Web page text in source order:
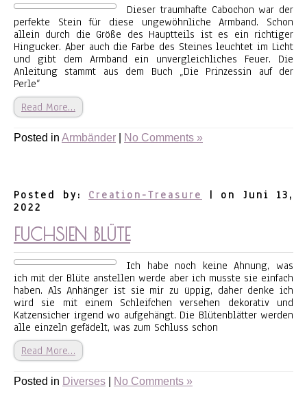
Dieser traumhafte Cabochon war der
perfekte Stein für diese ungewöhnliche Armband. Schon
allein durch die Größe des Hauptteils ist es ein richtiger
Hingucker. Aber auch die Farbe des Steines leuchtet im Licht
und gibt dem Armband ein unvergleichliches Feuer. Die
Anleitung stammt aus dem Buch „Die Prinzessin auf der
Perle“
Read More…
Posted in Armbänder No Comments »
Posted by: Creation-Treasure
| on Juni 13,
2022
FUCHSIEN BLÜTE
Ich habe noch keine Ahnung, was
ich mit der Blüte anstellen werde aber ich musste sie einfach
haben. Als Anhänger ist sie mir zu üppig, daher denke ich
wird sie mit einem Schleifchen versehen dekorativ und
Katzensicher irgend wo aufgehängt. Die Blütenblätter werden
alle einzeln gefädelt, was zum Schluss schon
Read More…
Posted in Diverses No Comments »